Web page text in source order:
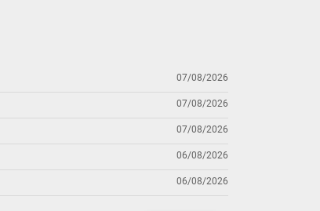
07/08/2026
07/08/2026
07/08/2026
06/08/2026
06/08/2026